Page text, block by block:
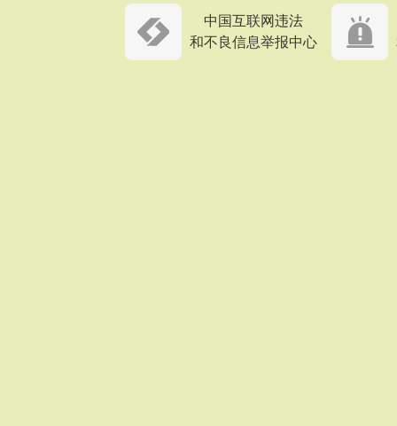
中国互联网违法
和不良信息举报中心